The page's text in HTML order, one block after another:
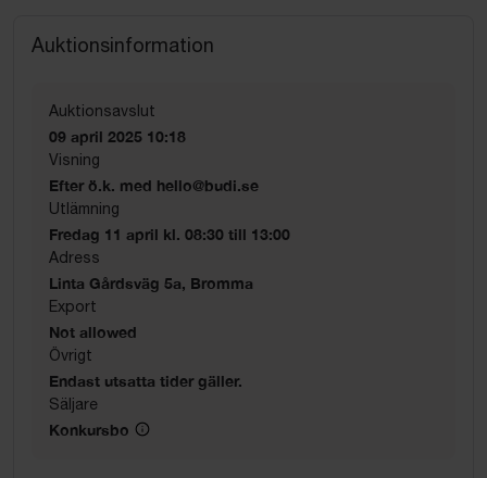
Auktionsinformation
Auktionsavslut
09 april 2025 10:18
Visning
Efter ö.k. med hello@budi.se
Utlämning
Fredag 11 april kl. 08:30 till 13:00
Adress
Linta Gårdsväg 5a, Bromma
Export
Not allowed
Övrigt
Endast utsatta tider gäller.
Säljare
Konkursbo